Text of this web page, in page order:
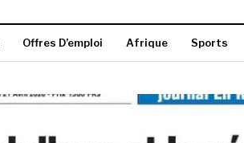
Offres D’emploi Afrique Sports